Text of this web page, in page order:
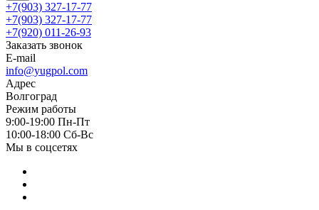
+7(903) 327-17-77
+7(903) 327-17-77
+7(920) 011-26-93
Заказать звонок
E-mail
info@yugpol.com
Адрес
Волгоград
Режим работы
9:00-19:00 Пн-Пт
10:00-18:00 Cб-Вс
Мы в соцсетях